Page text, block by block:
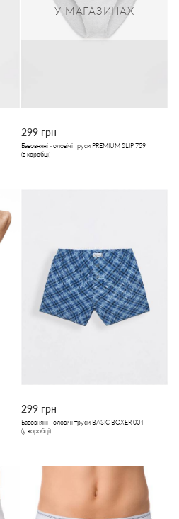
У МАГАЗИНАХ
299 грн
Бавовняні чоловічі труси PREMIUM SLIP 759
(в коробці)
299 грн
Бавовняні чоловічі труси BASIC BOXER 004
(у коробці)